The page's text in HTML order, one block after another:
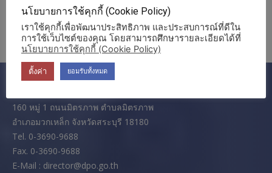
สำนักงาน อ.ส.ค. ภาคเหนือตอนบน (โรงงานนมเชียงใหม่)
160 หมู่ 1 ถนนมิตรภาพ ตำบลมิตรภาพ
อำเภอมวกเหล็ก จังหวัดสระบุรี 18180
Tel. 0-3690-9688
Fax. 0-3690-9688
E-Mail : director@dpo.go.th
นโยบายการใช้คุกกี้ (Cookie Policy)
เราใช้คุกกี้เพื่อพัฒนาประสิทธิภาพ และประสบการณ์ที่ดีใน
การใช้เว็บไซต์ของคุณ โดยสามารถศึกษารายละเอียดได้ที่
นโยบายการใช้คุกกี้ (Cookie Policy)
ตั้งค่า ยอมรับทั้งหมด